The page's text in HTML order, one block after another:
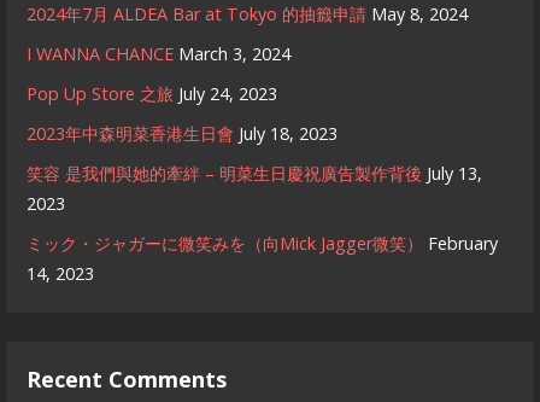
2024年7月 ALDEA Bar at Tokyo 的抽籤申請 May 8, 2024
I WANNA CHANCE March 3, 2024
Pop Up Store 之旅 July 24, 2023
2023年中森明菜香港生日會 July 18, 2023
笑容 是我們與她的牽絆 – 明菜生日慶祝廣告製作背後 July 13,
2023
ミック・ジャガーに微笑みを（向Mick Jagger微笑）
February
14, 2023
Recent Comments